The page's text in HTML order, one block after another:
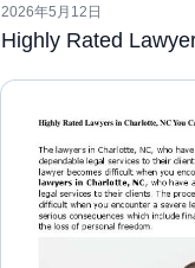
2026年5月12日